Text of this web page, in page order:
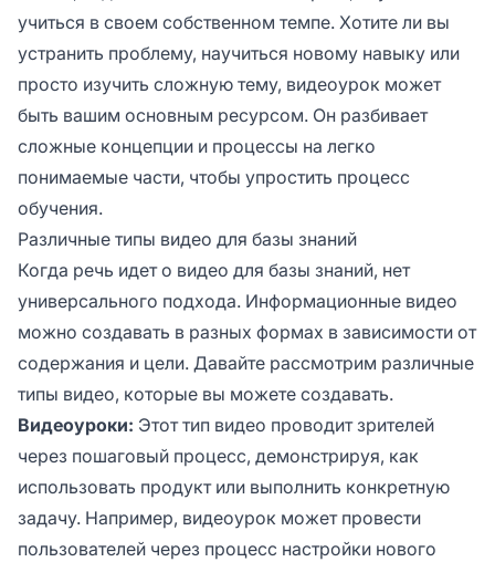
учиться в своем собственном темпе. Хотите ли вы
устранить проблему, научиться новому навыку или
просто изучить сложную тему, видеоурок может
быть вашим основным ресурсом. Он разбивает
сложные концепции и процессы на легко
понимаемые части, чтобы упростить процесс
обучения.
Различные типы видео для базы знаний
Когда речь идет о видео для базы знаний, нет
универсального подхода. Информационные видео
можно создавать в разных формах в зависимости от
содержания и цели. Давайте рассмотрим различные
типы видео, которые вы можете создавать.
Видеоуроки: Этот тип видео проводит зрителей
через пошаговый процесс, демонстрируя, как
использовать продукт или выполнить конкретную
задачу. Например, видеоурок может провести
пользователей через процесс настройки нового